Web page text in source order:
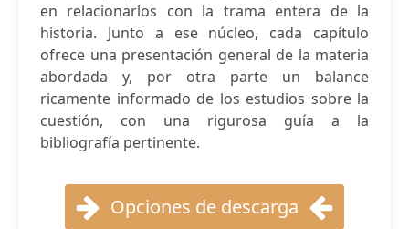
en relacionarlos con la trama entera de la
historia. Junto a ese núcleo, cada capítulo
ofrece una presentación general de la materia
abordada y, por otra parte un balance
ricamente informado de los estudios sobre la
cuestión, con una rigurosa guía a la
bibliografía pertinente.
Opciones de descarga